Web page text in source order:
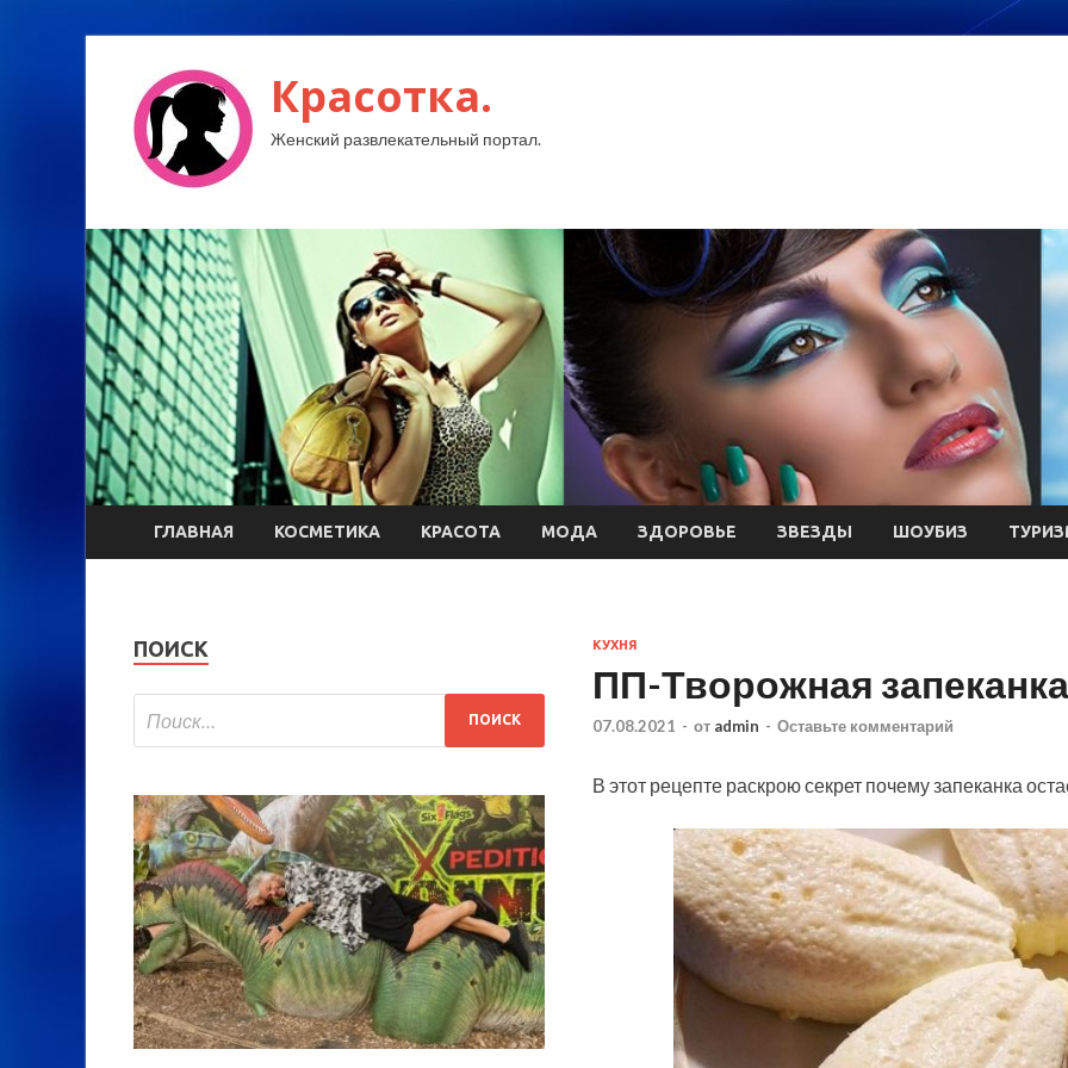
Красотка.
Женский развлекательный портал.
ГЛАВНАЯ КОСМЕТИКА КРАСОТА МОДА ЗДОРОВЬЕ ЗВЕЗДЫ ШОУБИЗ
КУХНЯ
ПП-Творожная
07.08.2021 - от admin - Оставьте комментарий
В этот рецепте раскрою секрет почему запеканка
ПОИСК